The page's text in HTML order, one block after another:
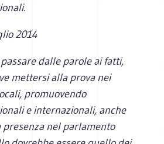
2014
dalle parole ai fatti,
mettersi alla prova nei
promuovendo
e internazionali, anche
nel parlamento